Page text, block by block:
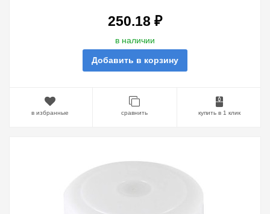
250.18 ₽
в наличии
Добавить в корзину
в избранные сравнить купить в 1 клик